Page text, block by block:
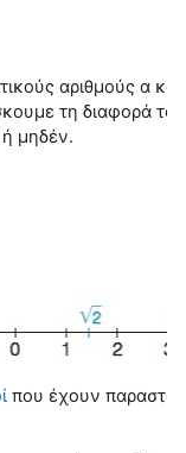
αριθμούς α
τη διαφορά
ή μηδέν.
που έχουν